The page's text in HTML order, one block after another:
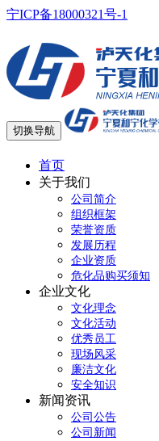
宁ICP备18000321号-1
切换导航
首页
关于我们
公司简介
组织框架
荣誉资质
发展历程
企业资质
危化品购买须知
企业文化
文化理念
文化活动
优秀员工
现场风采
廉洁文化
安全知识
新闻资讯
公司公告
公司新闻